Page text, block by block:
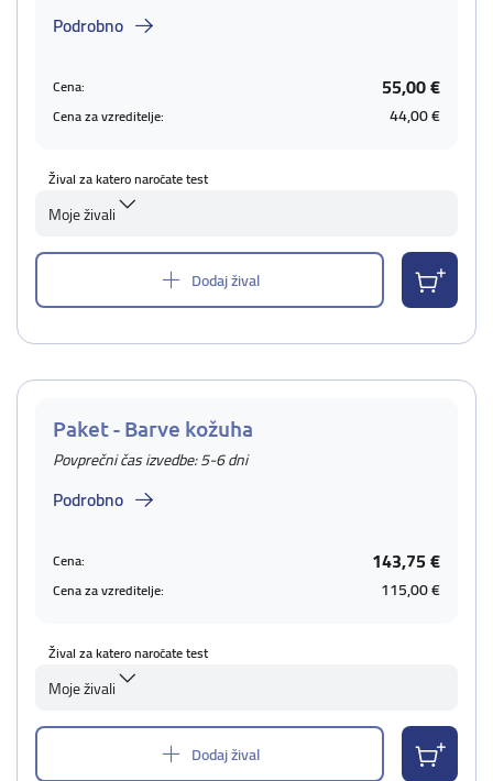
Podrobno
Cena: 55,00 €
Cena za vzreditelje: 44,00 €
Žival za katero naročate test
Moje živali
Dodaj žival
Paket - Barve kožuha
Povprečni čas izvedbe: 5-6 dni
Podrobno
Cena: 143,75 €
Cena za vzreditelje: 115,00 €
Žival za katero naročate test
Moje živali
Dodaj žival